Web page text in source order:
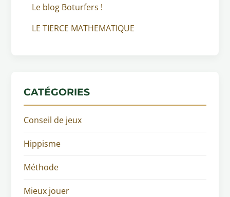
Le blog Boturfers !
LE TIERCE MATHEMATIQUE
CATÉGORIES
Conseil de jeux
Hippisme
Méthode
Mieux jouer